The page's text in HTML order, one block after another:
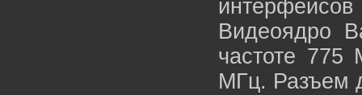
Видеоядро
частоте
МГц. Разъем